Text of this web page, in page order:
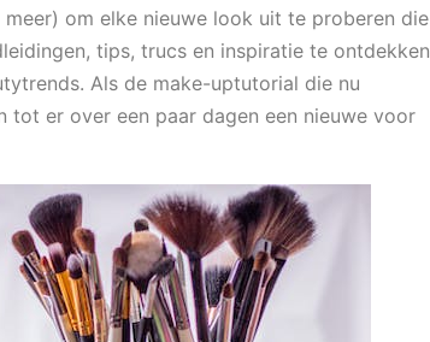
om elke nieuwe look uit te proberen die
tips, trucs en inspiratie te ontdekken
Als de make-uptutorial die nu
er over een paar dagen een nieuwe voor